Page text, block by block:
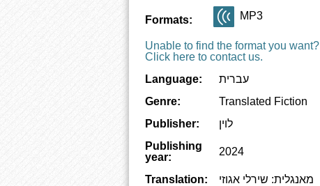
Formats: MP3
Unable to find the format you want?
Click here to contact us.
Language:
עברית
Genre:
Translated Fiction
Publisher:
לוין
Publishing
year:
2024
Translation:
מאנגלית: שירלי אגוזי